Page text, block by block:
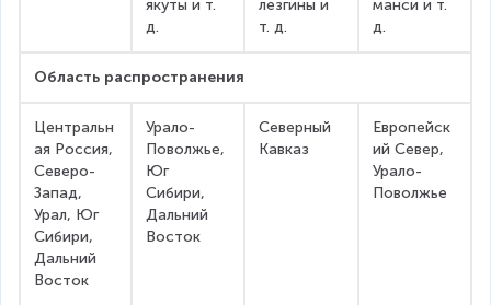
якуты и т.
д.
лезгины и
т. д.
манси и т.
д.
Область распространения
Центральн
ая Россия,
Северо-
Запад,
Урал, Юг
Сибири,
Дальний
Восток
Урало-
Поволжье,
Юг
Сибири,
Дальний
Восток
Северный
Кавказ
Европейск
ий Север,
Урало-
Поволжье